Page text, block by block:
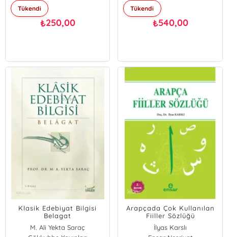
Tükendi
₺250,00
Tükendi
₺540,00
Klasik Edebiyat Bilgisi
Belagat
M. Ali Yekta Saraç
Arapçada Çok Kullanılan
Fiiller Sözlüğü
İlyas Karslı